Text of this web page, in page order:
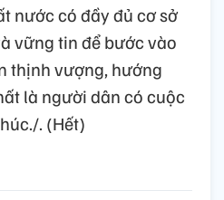
nước có đầy đủ cơ sở
vững tin để bước vào
thịnh vượng, hướng
là người dân có cuộc
. (Hết)